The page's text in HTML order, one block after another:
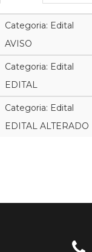
Categoria: Edital
AVISO
Categoria: Edital
EDITAL
Categoria: Edital
EDITAL ALTERADO